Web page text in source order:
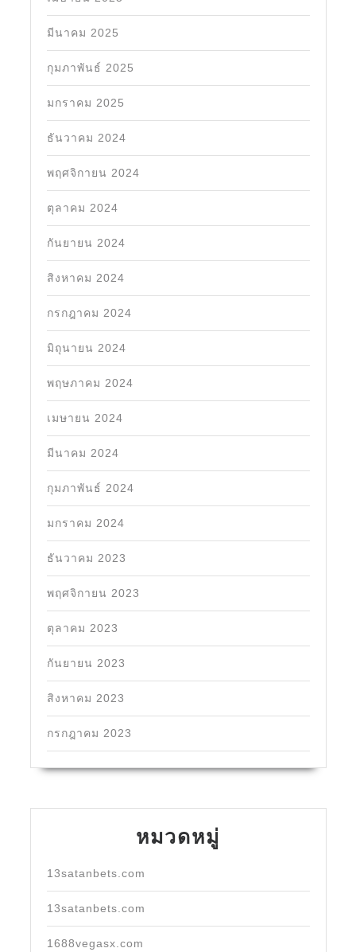
มีนาคม 2025
กุมภาพันธ์ 2025
มกราคม 2025
ธันวาคม 2024
พฤศจิกายน 2024
ตุลาคม 2024
กันยายน 2024
สิงหาคม 2024
กรกฎาคม 2024
มิถุนายน 2024
พฤษภาคม 2024
เมษายน 2024
มีนาคม 2024
กุมภาพันธ์ 2024
มกราคม 2024
ธันวาคม 2023
พฤศจิกายน 2023
ตุลาคม 2023
กันยายน 2023
สิงหาคม 2023
กรกฎาคม 2023
หมวดหมู่
13satanbets.com
13satanbets.com
1688vegasx.com